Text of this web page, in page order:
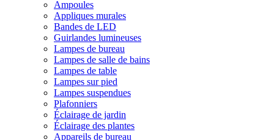
Ampoules
Appliques murales
Bandes de LED
Guirlandes lumineuses
Lampes de bureau
Lampes de salle de bains
Lampes de table
Lampes sur pied
Lampes suspendues
Plafonniers
Éclairage de jardin
Éclairage des plantes
Appareils de bureau